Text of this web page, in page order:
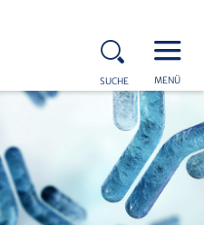
SUCHE MENÜ